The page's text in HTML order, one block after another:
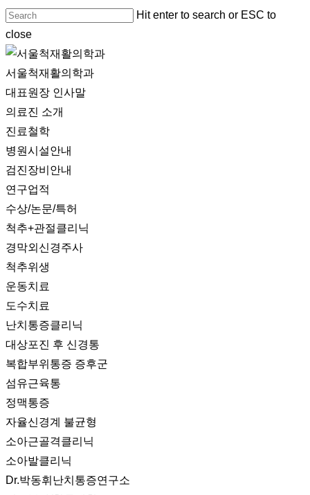
Skip
to
main
content
Hit enter to search or ESC to
close
Close
Search
Menu
서울척재활의학과
대표원장 인사말
의료진 소개
진료철학
병원시설안내
검진장비안내
연구업적
수상/논문/특허
척추+관절클리닉
경막외신경주사
척추위생
운동치료
도수치료
난치통증클리닉
대상포진 후 신경통
복합부위통증 증후군
섬유근육통
정맥통증
자율신경계 불균형
소아근골격클리닉
소아발클리닉
Dr.박동휘난치통증연구소